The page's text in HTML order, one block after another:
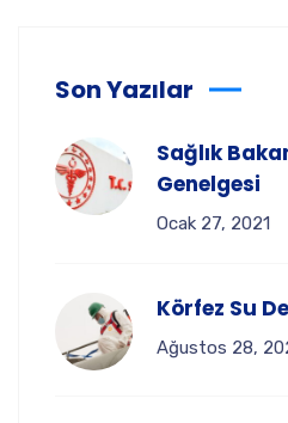
Son Yazılar
Sağlık
Genelgesi
Ocak 27, 2021
Körfez Su
Ağustos 28,